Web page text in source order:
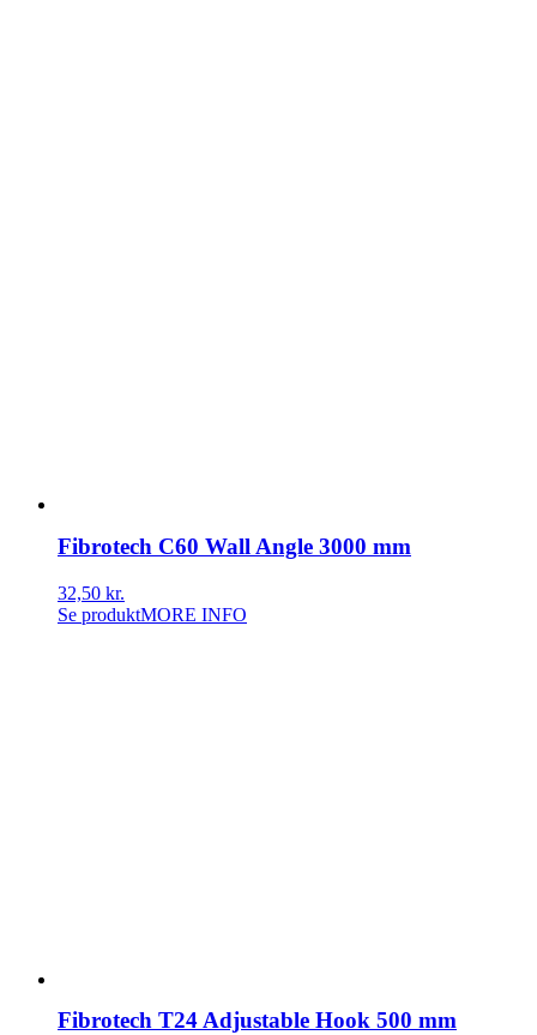
Fibrotech C60 Wall Angle 3000 mm
32,50 kr.
Se produktMORE INFO
Fibrotech T24 Adjustable Hook 500 mm